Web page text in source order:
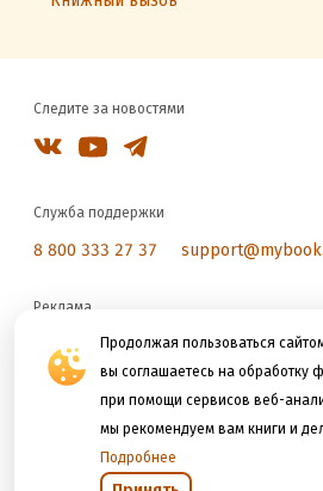
Продолжая пользоваться
вы соглашаетесь на обработку
при помощи сервисов веб-
мы рекомендуем вам книги и
Подробнее
Следите за новостями
Служба поддержки
8 800 333 27 37
Реклама
reklama@litres.ru
Мы принимаем к оплате